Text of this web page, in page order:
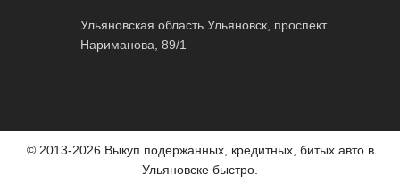
Ульяновская область Ульяновск, проспект
Нариманова, 89/1
© 2013-2026 Выкуп подержанных, кредитных, битых авто в
Ульяновске быстро.